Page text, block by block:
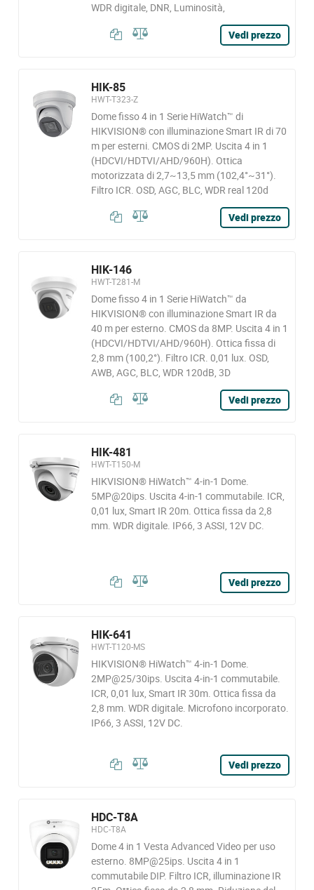
WDR digitale, DNR, Luminosità,
Vedi prezzo
HIK-85
HWT-T323-Z
Dome fisso 4 in 1 Serie HiWatch™ di
HIKVISION® con illuminazione Smart IR di 70
m per esterni. CMOS di 2MP. Uscita 4 in 1
(HDCVI/HDTVI/AHD/960H). Ottica
motorizzata di 2,7~13,5 mm (102,4°~31°).
Filtro ICR. OSD, AGC, BLC, WDR real 120d
Vedi prezzo
HIK-146
HWT-T281-M
Dome fisso 4 in 1 Serie HiWatch™ da
HIKVISION® con illuminazione Smart IR da
40 m per esterno. CMOS da 8MP. Uscita 4 in 1
(HDCVI/HDTVI/AHD/960H). Ottica fissa di
2,8 mm (100,2°). Filtro ICR. 0,01 lux. OSD,
AWB, AGC, BLC, WDR 120dB, 3D
Vedi prezzo
HIK-481
HWT-T150-M
HIKVISION® HiWatch™ 4-in-1 Dome.
5MP@20ips. Uscita 4-in-1 commutabile. ICR,
0,01 lux, Smart IR 20m. Ottica fissa da 2,8
mm. WDR digitale. IP66, 3 ASSI, 12V DC.
Vedi prezzo
HIK-641
HWT-T120-MS
HIKVISION® HiWatch™ 4-in-1 Dome.
2MP@25/30ips. Uscita 4-in-1 commutabile.
ICR, 0,01 lux, Smart IR 30m. Ottica fissa da
2,8 mm. WDR digitale. Microfono incorporato.
IP66, 3 ASSI, 12V DC.
Vedi prezzo
HDC-T8A
HDC-T8A
Dome 4 in 1 Vesta Advanced Video per uso
esterno. 8MP@25ips. Uscita 4 in 1
commutabile DIP. Filtro ICR, illuminazione IR